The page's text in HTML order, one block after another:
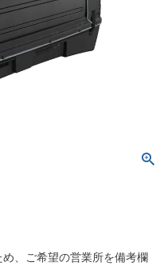
、ご希望の営業所を備考欄